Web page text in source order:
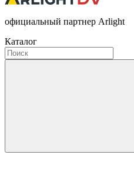
официальный партнер Arlight
Каталог